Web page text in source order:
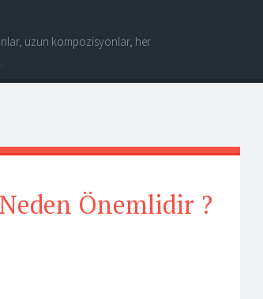
uzun kompozisyonlar, her
Önemlidir ?